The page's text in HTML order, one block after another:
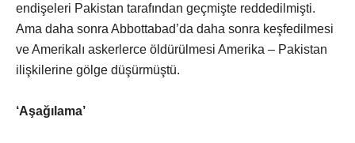
endişeleri Pakistan tarafından geçmişte reddedilmişti.
Ama daha sonra Abbottabad’da daha sonra keşfedilmesi
ve Amerikalı askerlerce öldürülmesi Amerika – Pakistan
ilişkilerine gölge düşürmüştü.
‘Aşağılama’